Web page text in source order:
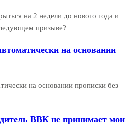
на 2 недели до нового года и
призыве?
на основании
на основании прописки без
ВВК не принимает мои